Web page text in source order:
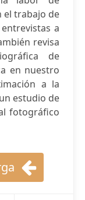
el trabajo de
a
revisa
de
en nuestro
a la
estudio de
fotográfico